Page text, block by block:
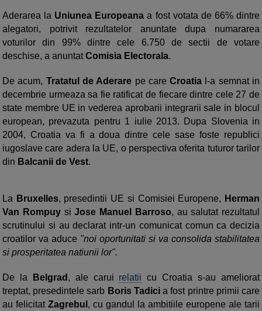
Aderarea la Uniunea Europeana a fost votata de 66% dintre
alegatori, potrivit rezultatelor anuntate dupa numararea
voturilor din 99% dintre cele 6.750 de sectii de votare
deschise, a anuntatComisia Electorala.
De acum, Tratatul de Aderare pe careCroatia l-a semnat in
decembrie urmeaza sa fie ratificat de fiecare dintre cele 27 de
state membre UE in vederea aprobarii integrarii sale in blocul
european, prevazuta pentru 1 iulie 2013. Dupa Slovenia in
2004, Croatia va fi a doua dintre cele sase foste republici
iugoslave care adera la UE, o perspectiva oferita tuturor tarilor
din Balcanii de Vest.
La Bruxelles, presedintii UE si Comisiei Europene, Herman
Van Rompuy siJose Manuel Barroso, au salutat rezultatul
scrutinului si au declarat intr-un comunicat comun ca decizia
croatilor va aduce "noi oportunitati si va consolida stabilitatea
si prosperitatea natiunii lor".
De la Belgrad , ale carui relatii cu Croatia s-au ameliorat
treptat, presedintele sarb Boris Tadicia fost printre primii care
au felicitat Zagrebul , cu gandul la ambitiile europene ale tarii